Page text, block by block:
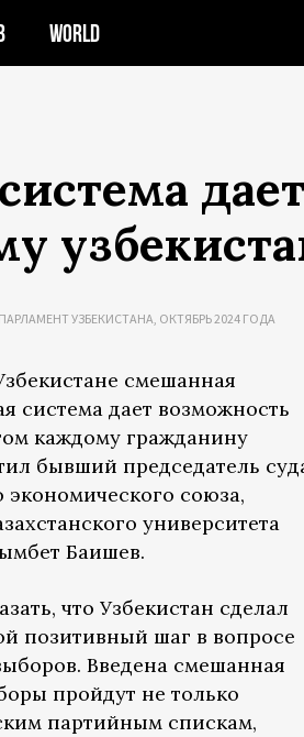
WORLD
УЗБЕКИСТАНА, ОКТЯБРЬ 2024 ГОДА
смешанная
система дает возможность
каждому гражданину
бывший председатель
экономического союза,
университета
Баишев.
что Узбекистан сделал
позитивный шаг в вопросе
Введена смешанная
пройдут не только
партийным спискам,